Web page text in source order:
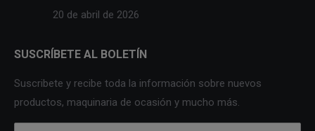
20 de abril de 2026
SUSCRÍBETE AL BOLETÍN
Suscribete y recibe toda la información sobre nuevos
productos, maquinaria de ocasión y mucho más.